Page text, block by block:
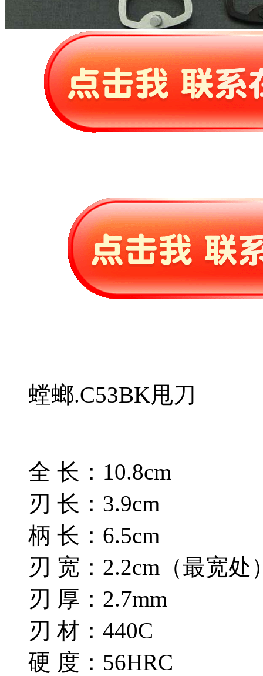
螳螂.C53BK甩刀
全 长：10.8cm
刃 长：3.9cm
柄 长：6.5cm
刃 宽：2.2cm（最宽处
刃 厚：2.7mm
刃 材：440C
硬 度：56HRC